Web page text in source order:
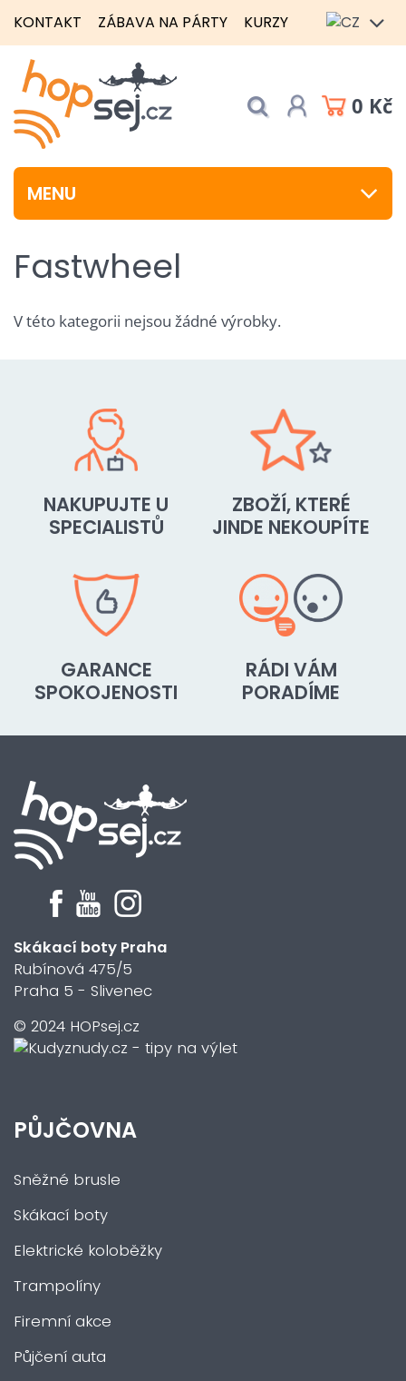
KONTAKT ZÁBAVA NA PÁRTY KURZY
0 Kč
MENU
Fastwheel
V této kategorii nejsou žádné výrobky.
NAKUPUJTE U
SPECIALISTŮ
ZBOŽÍ, KTERÉ
JINDE NEKOUPÍTE
GARANCE
SPOKOJENOSTI
RÁDI VÁM
PORADÍME
Skákací boty Praha
Rubínová 475/5
Praha 5 - Slivenec
© 2024 HOPsej.cz
PŮJČOVNA
Sněžné brusle
Skákací boty
Elektrické koloběžky
Trampolíny
Firemní akce
Půjčení auta